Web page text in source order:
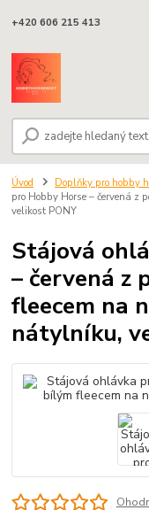
+420 606 215 413
Úvod Doplňky pro hobby
pro Hobby Horse – červená
velikost PONY
Stájová
– červená z
fleecem na
nátylníku,